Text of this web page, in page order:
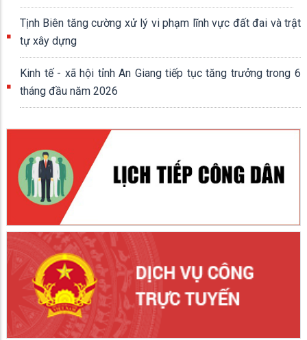
Tịnh Biên tăng cường xử lý vi phạm lĩnh vực đất đai và trật
tự xây dựng
Kinh tế - xã hội tỉnh An Giang tiếp tục tăng trưởng trong 6
tháng đầu năm 2026